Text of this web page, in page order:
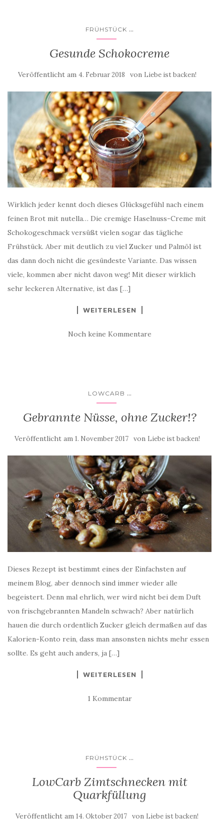
FRÜHSTÜCK ...
Gesunde Schokocreme
Veröffentlicht am 4. Februar 2018 von Liebe ist backen!
Wirklich jeder kennt doch dieses Glücksgefühl nach einem
feinen Brot mit nutella… Die cremige Haselnuss-Creme mit
Schokogeschmack versüßt vielen sogar das tägliche
Frühstück. Aber mit deutlich zu viel Zucker und Palmöl ist
das dann doch nicht die gesündeste Variante. Das wissen
viele, kommen aber nicht davon weg! Mit dieser wirklich
sehr leckeren Alternative, ist das […]
WEITERLESEN
Noch keine Kommentare
LOWCARB ...
Gebrannte Nüsse, ohne Zucker!?
Veröffentlicht am 1. November 2017 von Liebe ist backen!
Dieses Rezept ist bestimmt eines der Einfachsten auf
meinem Blog, aber dennoch sind immer wieder alle
begeistert. Denn mal ehrlich, wer wird nicht bei dem Duft
von frischgebrannten Mandeln schwach? Aber natürlich
hauen die durch ordentlich Zucker gleich dermaßen auf das
Kalorien-Konto rein, dass man ansonsten nichts mehr essen
sollte. Es geht auch anders, ja […]
WEITERLESEN
1 Kommentar
FRÜHSTÜCK ...
LowCarb Zimtschnecken mit
Quarkfüllung
Veröffentlicht am 14. Oktober 2017 von Liebe ist backen!